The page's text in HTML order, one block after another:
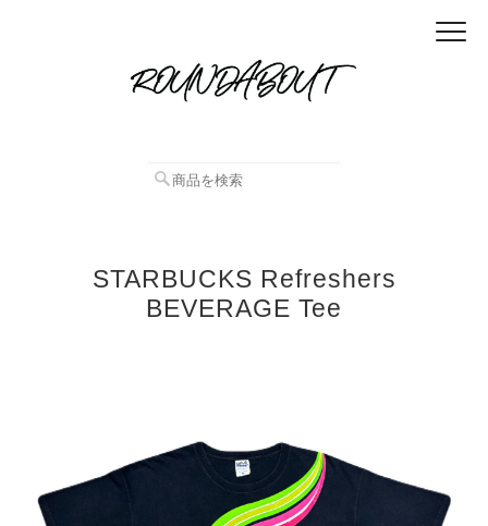
STARBUCKS Refreshers
BEVERAGE Tee